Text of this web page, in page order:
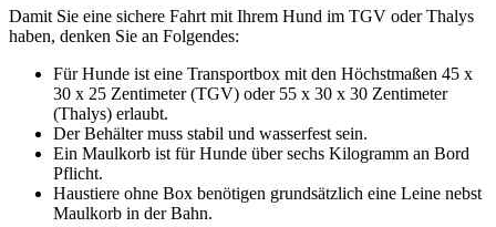
Damit Sie eine sichere Fahrt mit Ihrem Hund im TGV oder Thalys
haben, denken Sie an Folgendes:
Für Hunde ist eine Transportbox mit den Höchstmaßen 45 x
30 x 25 Zentimeter (TGV) oder 55 x 30 x 30 Zentimeter
(Thalys) erlaubt.
Der Behälter muss stabil und wasserfest sein.
Ein Maulkorb ist für Hunde über sechs Kilogramm an Bord
Pflicht.
Haustiere ohne Box benötigen grundsätzlich eine Leine nebst
Maulkorb in der Bahn.